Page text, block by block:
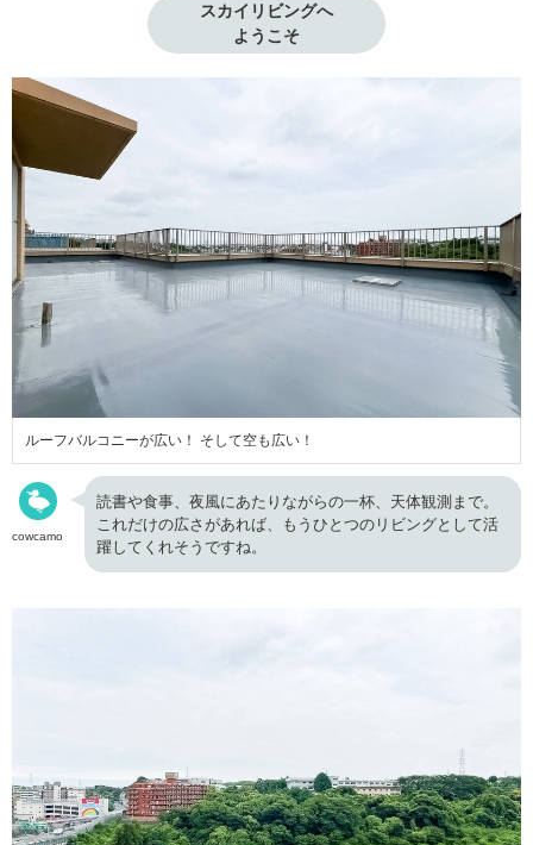
スカイリビングへ
ようこそ
ルーフバルコニーが広い！ そして空も広い！
cowcamo
読書や食事、夜風にあたりながらの一杯、天体観測まで。
これだけの広さがあれば、もうひとつのリビングとして活
躍してくれそうですね。